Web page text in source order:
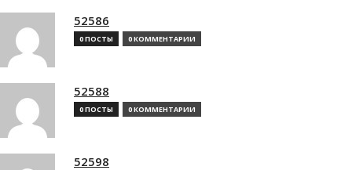
52586
0 ПОСТЫ 0 КОММЕНТАРИИ
52588
0 ПОСТЫ 0 КОММЕНТАРИИ
52598